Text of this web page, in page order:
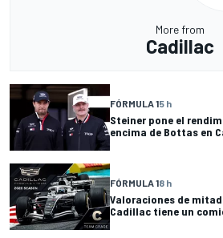
More from
Cadillac
FÓRMULA 15 h
Steiner pone el
encima de Bottas en
FÓRMULA 18 h
Valoraciones de mitad
Cadillac tiene un